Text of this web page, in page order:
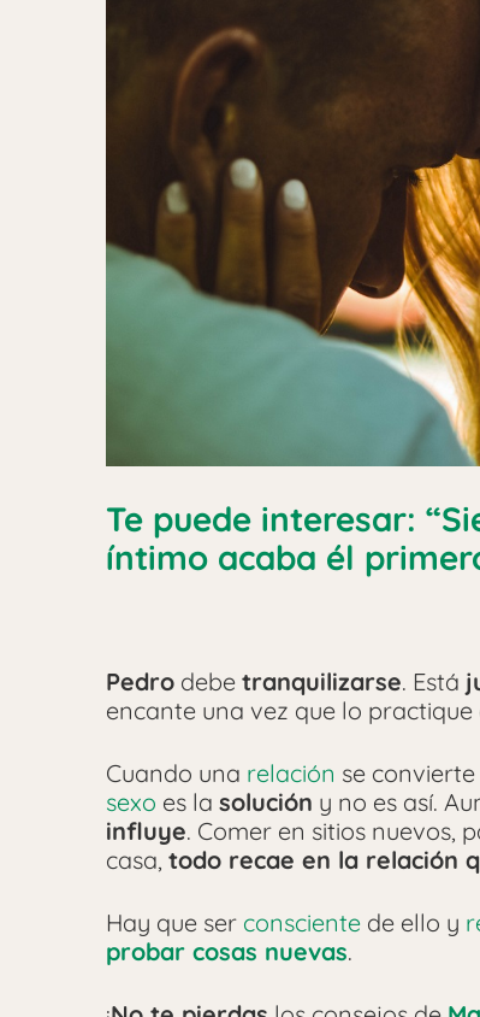
Te puede interesar:
íntimo acaba él
Pedro debe tranquilizarse. Está
encante una vez que lo practique
Cuando una relación se
sexo es la solución y no es así.
influye. Comer en sitios nuevos,
casa, todo recae en la relación
Hay que ser consciente de ello y
probar cosas nuevas.